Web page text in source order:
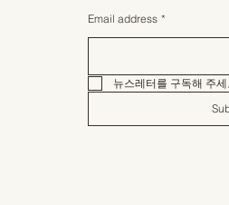
Email address *
뉴스레터를 구독해 주세